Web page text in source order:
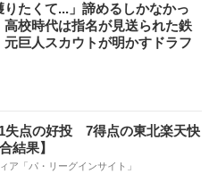
りたくて...」諦めるしかなかっ
校時代は指名が見送られた鉄
巨人スカウトが明かすドラフ
失点の好投 7得点の東北楽天快
結果】
ア「パ・リーグインサイト」